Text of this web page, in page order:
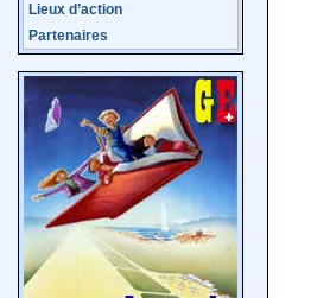
Lieux d’action
Partenaires